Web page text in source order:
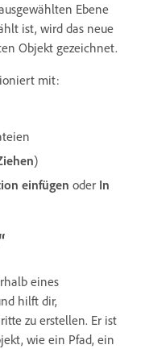
Ebene
ist, wird das neue
Objekt gezeichnet.
mit:
)
einfügen oder In
eines
hilft dir,
zu erstellen. Er ist
wie ein Pfad, ein